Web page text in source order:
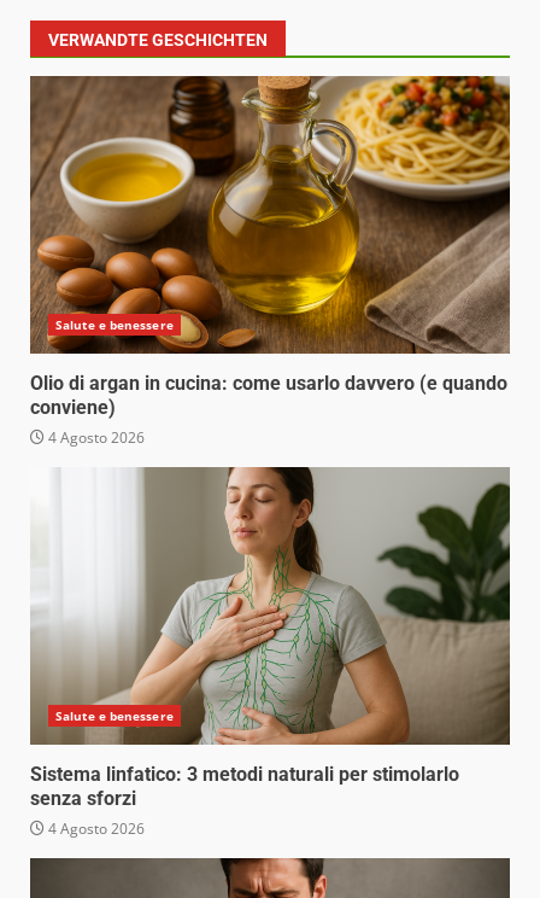
VERWANDTE GESCHICHTEN
Salute e benessere
Olio di argan in cucina: come usarlo davvero (e quando
conviene)
4 Agosto 2026
Salute e benessere
Sistema linfatico: 3 metodi naturali per stimolarlo
senza sforzi
4 Agosto 2026